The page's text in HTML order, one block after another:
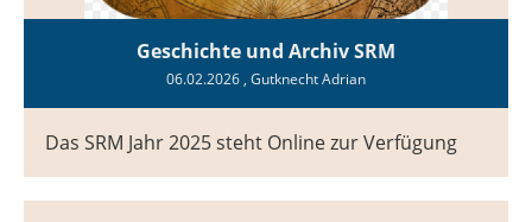
Geschichte und Archiv SRM
06.02.2026 , Gutknecht Adrian
Das SRM Jahr 2025 steht Online zur Verfügung